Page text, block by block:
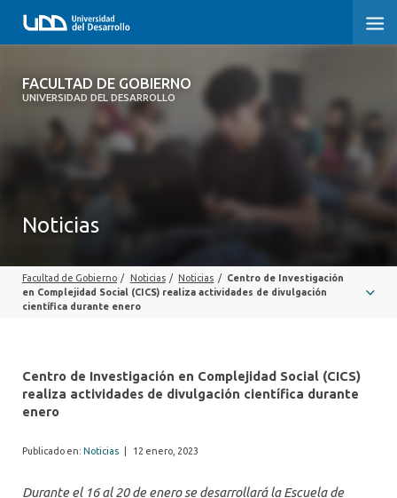
FACULTAD DE GOBIERNO
UNIVERSIDAD DEL DESARROLLO
FACULTAD DE GOBIERNO
EXTENSIÓN
Noticias
Facultad de Gobierno / Noticias / Noticias /
Centro de Investigación
en Complejidad Social (CICS) realiza actividades de divulgación
científica durante enero
Centro de Investigación en Complejidad Social (CICS)
realiza actividades de divulgación científica durante
enero
Publicado en: Noticias 12 enero, 2023
Durante el 16 al 20 de enero se desarrollará la Escuela de